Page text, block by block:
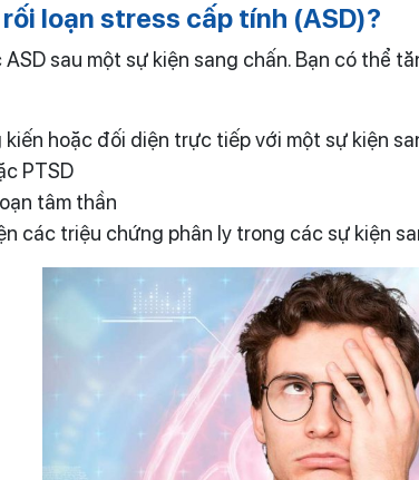
rối loạn stress cấp tính (ASD)?
sau một sự kiện sang chấn. Bạn có thể
hoặc đối diện trực tiếp với một sự kiện
PTSD
tâm thần
các triệu chứng phân ly trong các sự kiện